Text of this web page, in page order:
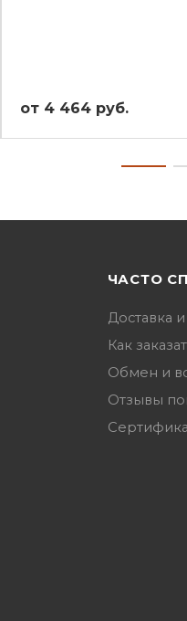
от 4 464 руб.
ЧАСТО
Доставка
Как
Обмен и
Отзывы